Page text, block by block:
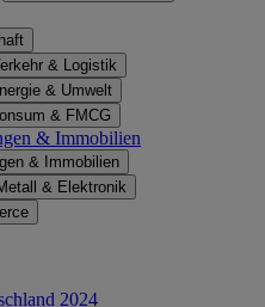
& Logistik
& Umwelt
& FMCG
& Immobilien
& Immobilien
& Elektronik
2024